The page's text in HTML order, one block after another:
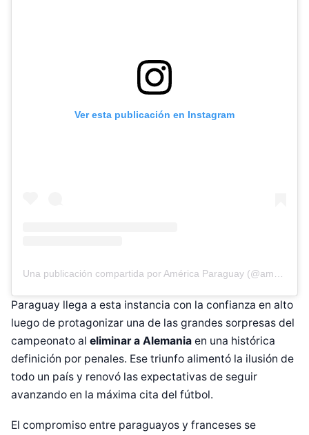
Ver esta publicación en Instagram
Una publicación compartida por América Paraguay (@americatvpy)
Paraguay llega a esta instancia con la confianza en alto
luego de protagonizar una de las grandes sorpresas del
campeonato al eliminar a Alemania en una histórica
definición por penales. Ese triunfo alimentó la ilusión de
todo un país y renovó las expectativas de seguir
avanzando en la máxima cita del fútbol.
El compromiso entre paraguayos y franceses se